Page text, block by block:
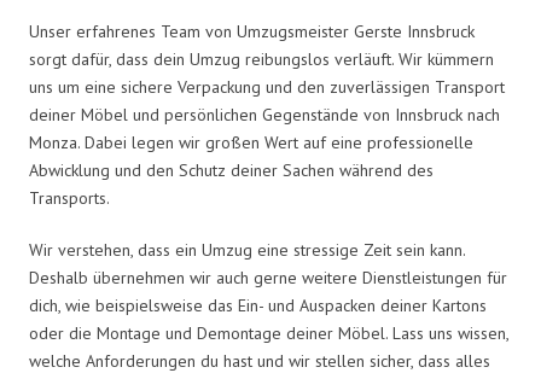
Unser erfahrenes Team von Umzugsmeister Gerste Innsbruck
sorgt dafür, dass dein Umzug reibungslos verläuft. Wir kümmern
uns um eine sichere Verpackung und den zuverlässigen Transport
deiner Möbel und persönlichen Gegenstände von Innsbruck nach
Monza. Dabei legen wir großen Wert auf eine professionelle
Abwicklung und den Schutz deiner Sachen während des
Transports.
Wir verstehen, dass ein Umzug eine stressige Zeit sein kann.
Deshalb übernehmen wir auch gerne weitere Dienstleistungen für
dich, wie beispielsweise das Ein- und Auspacken deiner Kartons
oder die Montage und Demontage deiner Möbel. Lass uns wissen,
welche Anforderungen du hast und wir stellen sicher, dass alles